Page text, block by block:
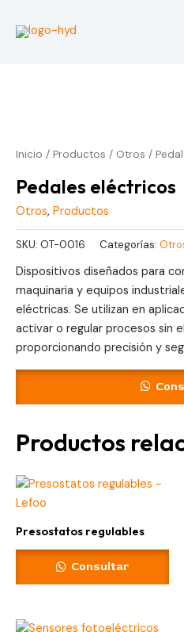
Inicio / Productos / Otros /
Pedales eléctricos
Otros, Productos
SKU: OT-0016 Categorías:
Dispositivos diseñados para
maquinaria y equipos
eléctricas. Se utilizan en
activar o regular procesos sin
proporcionando precisión y
Productos
Presostatos regulables
Consultar